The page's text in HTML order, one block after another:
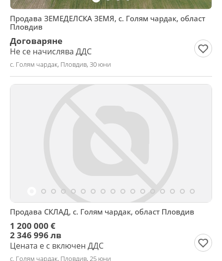
Продава ЗЕМЕДЕЛСКА ЗЕМЯ, с. Голям чардак, област
Пловдив
Договаряне
Не се начислява ДДС
с. Голям чардак, Пловдив, 30 юни
Продава СКЛАД, с. Голям чардак, област Пловдив
1 200 000 €
2 346 996 лв
Цената е с включен ДДС
с. Голям чардак, Пловдив, 25 юни